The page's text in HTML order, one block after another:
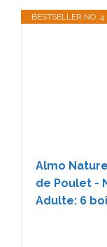
BESTSELLER NO. 4
Almo
de Poulet -
Adulte: 6